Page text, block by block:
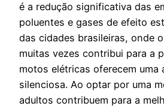
é a redução significativa das
poluentes e gases de efeito
das cidades brasileiras, onde
muitas vezes contribui para a
motos elétricas oferecem uma
silenciosa. Ao optar por uma
adultos contribuem para a